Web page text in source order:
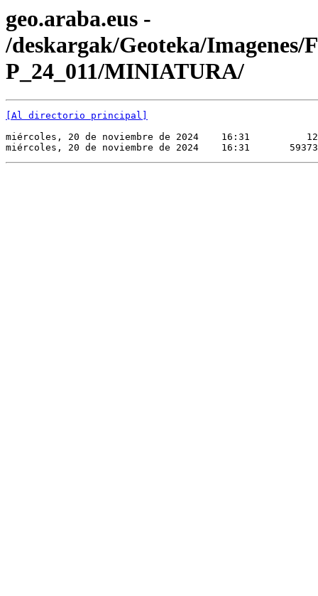
geo.araba.eus -
/deskargak/Geoteka/Imagenes/
P_24_011/MINIATURA/
[Al directorio principal]
miércoles, 20 de noviembre de 2024    16:31
miércoles, 20 de noviembre de 2024    16:31